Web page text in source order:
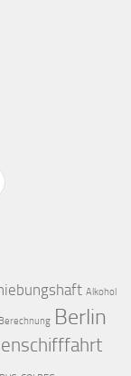
Alkohol
Berechnung Berlin